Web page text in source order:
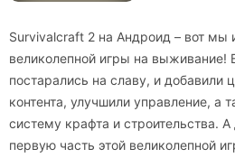
Survivalcraft 2 на Андроид – вот мы
великолепной игры на выживание!
постарались на славу, и добавили
контента, улучшили управление, а
систему крафта и строительства.
первую часть этой великолепной